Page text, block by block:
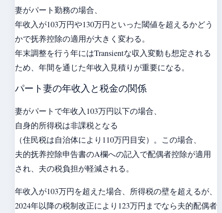
妻がパート勤務の場合、
年收入が103万円や130万円といった閾値を超えるかどう
かで抚养控除の適用が大きく変わる。
年末調整を行う年にはTransientな収入変動も想定される
ため、年間を通じた年收入見積りが重要になる。
パート妻の年收入と税金の関係
妻がパートで年收入103万円以下の場合、
自身的所得税は非課税となる
（住民税は自治体により110万円目安）。この場合、
夫的抚养控除申告書のA欄への記入で配偶者控除が適用
され、夫の税負担が軽減される。
年收入が103万円を超えた場合、所得税の壁を超えるが、
2024年以降の税制改正により123万円までなら夫的配偶者